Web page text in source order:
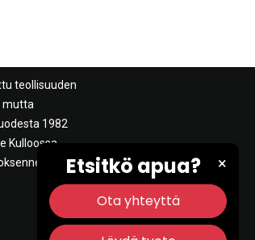
teollisuuden
mutta
1982
Kulloossa
×
Etsitkö apua?
Ota yhteyttä